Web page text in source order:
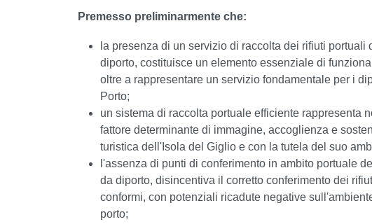
Premesso preliminarmente che:
la presenza di un servizio di raccolta dei rifiuti
diporto, costituisce un elemento essenziale di
oltre a rappresentare un servizio fondamentale per i
Porto;
un sistema di raccolta portuale efficiente rappresenta
fattore determinante di immagine, accoglienza e
turistica dell'Isola del Giglio e con la tutela del suo
l'assenza di punti di conferimento in ambito portuale
da diporto, disincentiva il corretto conferimento dei
conformi, con potenziali ricadute negative
porto;